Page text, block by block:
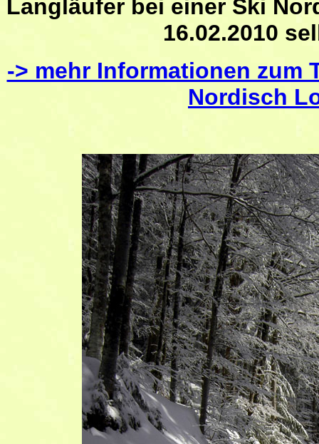
Langläufer bei einer Ski
16.02.2010
-> mehr Informationen zum
Nordisch